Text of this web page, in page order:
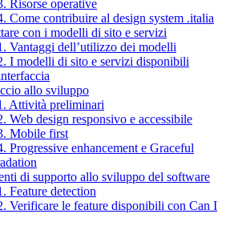
Risorse operative
Come contribuire al design system .italia
con i modelli di sito e servizi
Vantaggi dell’utilizzo dei modelli
I modelli di sito e servizi disponibili
allo sviluppo
Attività preliminari
Web design responsivo e accessibile
Mobile first
Progressive enhancement e Graceful
di supporto allo sviluppo del software
Feature detection
Verificare le feature disponibili con Can I